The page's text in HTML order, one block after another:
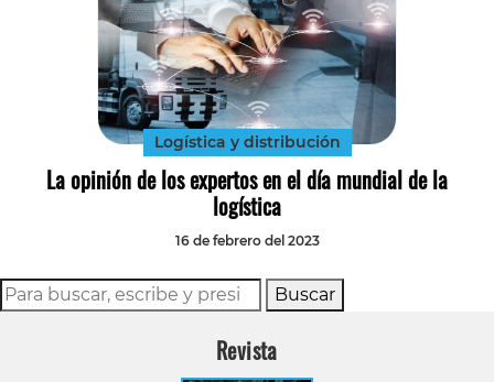
Logística y distribución
La opinión de los expertos en el día mundial de la
logística
16 de febrero del 2023
Buscar
Revista